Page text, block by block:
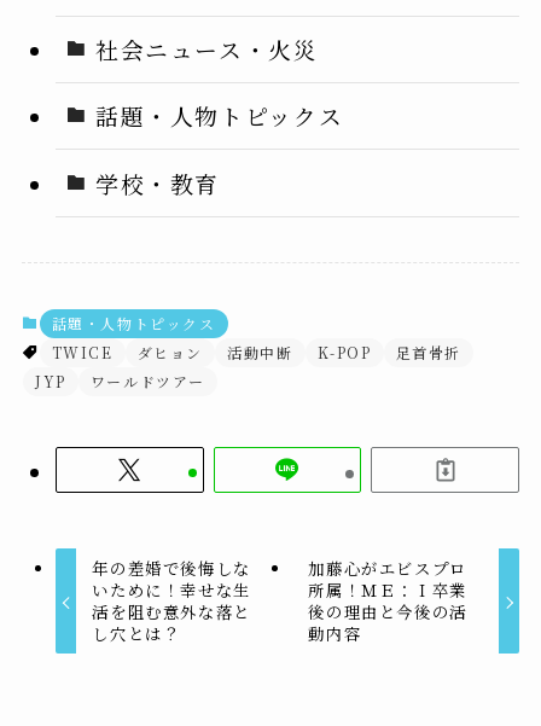
社会ニュース・火災
話題・人物トピックス
学校・教育
話題・人物トピックス
TWICE
ダヒョン 活動中断 K-POP
足首骨折
JYP
ワールドツアー
年の差婚で後悔しな
いために！幸せな生
活を阻む意外な落と
し穴とは？
加藤心がエビスプロ
所属！ＭＥ：Ｉ卒業
後の理由と今後の活
動内容